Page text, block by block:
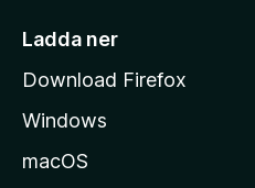
i
a
Ladda ner
Download Firefox
Windows
macOS